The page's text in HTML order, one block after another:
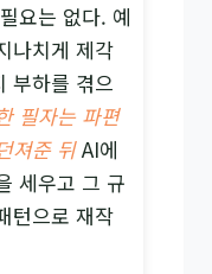
요는 없다. 예
나치게 제각
부하를 겪으
필자는 파편
져준 뒤AI에
세우고 그 규
턴으로 재작